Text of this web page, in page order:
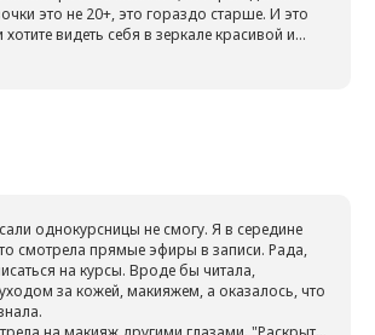
это не 20+, это гораздо старше. И это
видеть себя в зеркале красивой и
нужно к Алене на курс.🥳🎉
однокурсницы не смогу. Я в середине
смотрела прямые эфиры в записи. Рада,
на курсы. Вроде бы читала,
за кожей, макияжем, а оказалось, что